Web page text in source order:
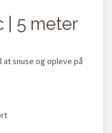
| 5 meter
at snuse og opleve på